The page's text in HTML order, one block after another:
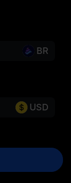
BR
USD